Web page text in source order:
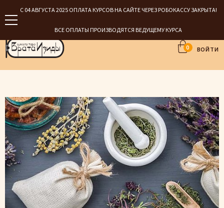
С 04 АВГУСТА 2025 ОПЛАТА КУРСОВ НА САЙТЕ ЧЕРЕЗ РОБОКАССУ ЗАКРЫТА!
ВСЕ ОПЛАТЫ ПРОИЗВОДЯТСЯ ВЕДУЩЕМУ КУРСА
0 ВОЙТИ